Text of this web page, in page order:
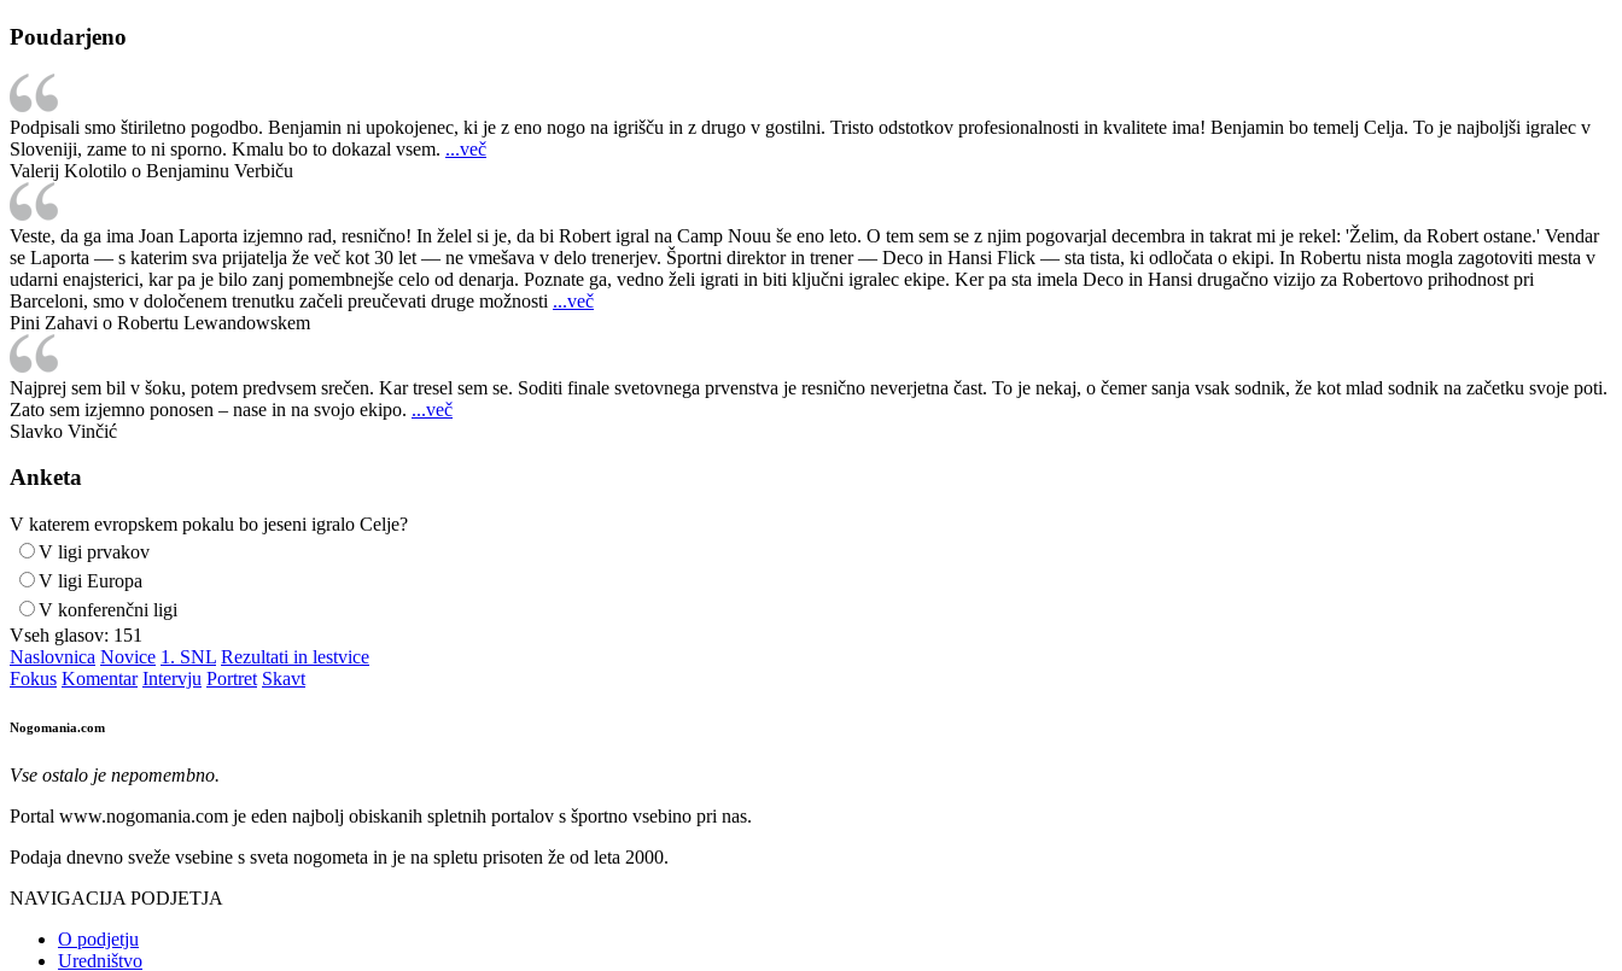
Poudarjeno
Podpisali smo štiriletno pogodbo. Benjamin ni upokojenec, ki je z eno nogo na igrišču in z drugo v gostilni. Tristo odstotkov profesionalnosti in kvalitete ima! Benjamin bo temelj Celja. To je najboljši igralec v
Sloveniji, zame to ni sporno. Kmalu bo to dokazal vsem. ...več
Valerij Kolotilo o Benjaminu Verbiču
Veste, da ga ima Joan Laporta izjemno rad, resnično! In želel si je, da bi Robert igral na Camp Nouu še eno leto. O tem sem se z njim pogovarjal decembra in takrat mi je rekel: 'Želim, da Robert ostane.' Vendar
se Laporta — s katerim sva prijatelja že več kot 30 let — ne vmešava v delo trenerjev. Športni direktor in trener — Deco in Hansi Flick — sta tista, ki odločata o ekipi. In Robertu nista mogla zagotoviti mesta v
udarni enajsterici, kar pa je bilo zanj pomembnejše celo od denarja. Poznate ga, vedno želi igrati in biti ključni igralec ekipe. Ker pa sta imela Deco in Hansi drugačno vizijo za Robertovo prihodnost pri
Barceloni, smo v določenem trenutku začeli preučevati druge možnosti ...več
Pini Zahavi o Robertu Lewandowskem
Najprej sem bil v šoku, potem predvsem srečen. Kar tresel sem se. Soditi finale svetovnega prvenstva je resnično neverjetna čast. To je nekaj, o čemer sanja vsak sodnik, že kot mlad sodnik na začetku svoje poti.
Zato sem izjemno ponosen – nase in na svojo ekipo. ...več
Slavko Vinčić
Anketa
V katerem evropskem pokalu bo jeseni igralo Celje?
V ligi prvakov
V ligi Europa
V konferenčni ligi
Vseh glasov: 151
Naslovnica Novice 1. SNL Rezultati in lestvice
Fokus Komentar Intervju Portret Skavt
Nogomania.com
Vse ostalo je nepomembno.
Portal www.nogomania.com je eden najbolj obiskanih spletnih portalov s športno vsebino pri nas.
Podaja dnevno sveže vsebine s sveta nogometa in je na spletu prisoten že od leta 2000.
NAVIGACIJA PODJETJA
O podjetju
Uredništvo